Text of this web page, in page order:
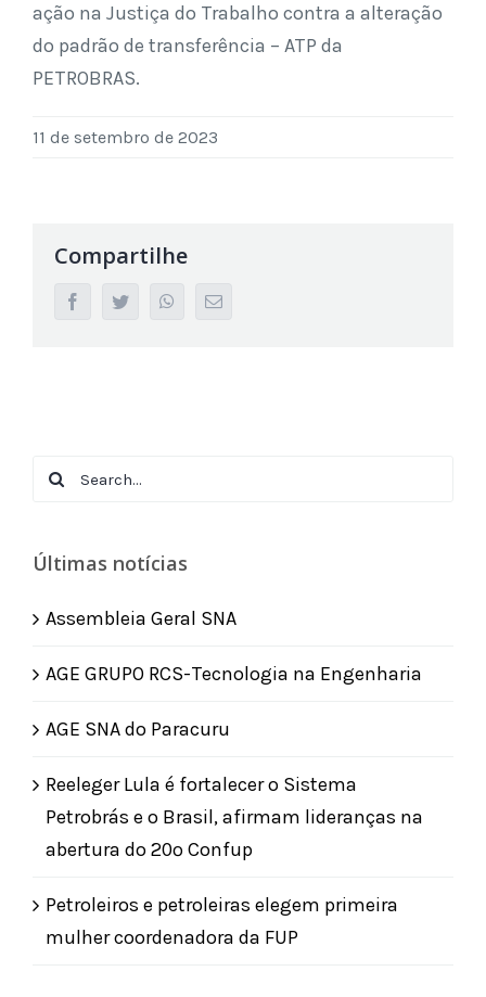
ação na Justiça do Trabalho contra a alteração
do padrão de transferência – ATP da
PETROBRAS.
11 de setembro de 2023
Compartilhe
facebooktwitter whatsappEmail
Search
Últimas notícias
Assembleia Geral SNA
AGE GRUPO RCS-Tecnologia na Engenharia
AGE SNA do Paracuru
Reeleger Lula é fortalecer o Sistema
Petrobrás e o Brasil, afirmam lideranças na
abertura do 20º Confup
Petroleiros e petroleiras elegem primeira
mulher coordenadora da FUP